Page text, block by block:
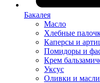
Бакалея
Масло
Хлебные
Каперсы и
Помидоры и
Крем
Уксус
Оливки и